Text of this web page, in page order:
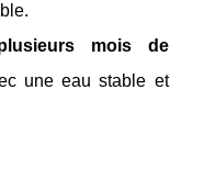
mois de
une eau stable et